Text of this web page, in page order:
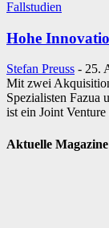
Fallstudien
Hohe
Stefan Preuss - 25.
Mit zwei
Spezialisten Fazua
ist ein Joint
Aktuelle Magazine